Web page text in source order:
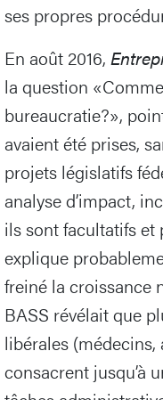
ses propres
En août 2016,
la question
bureaucratie?»,
avaient été prises,
projets législatifs
analyse d’impact,
ils sont facultatifs et
explique
freiné la croissance
BASS révélait que
libérales
consacrent jusqu’à